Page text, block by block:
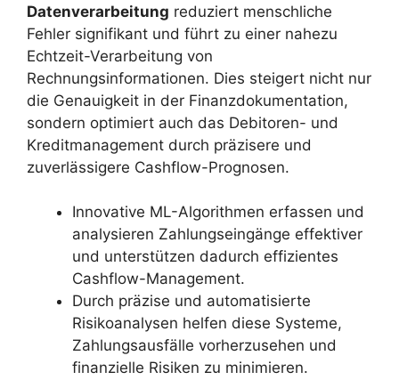
Datenverarbeitung reduziert menschliche
Fehler signifikant und führt zu einer nahezu
Echtzeit-Verarbeitung von
Rechnungsinformationen. Dies steigert nicht nur
die Genauigkeit in der Finanzdokumentation,
sondern optimiert auch das Debitoren- und
Kreditmanagement durch präzisere und
zuverlässigere Cashflow-Prognosen.
Innovative ML-Algorithmen erfassen und
analysieren Zahlungseingänge effektiver
und unterstützen dadurch effizientes
Cashflow-Management.
Durch präzise und automatisierte
Risikoanalysen helfen diese Systeme,
Zahlungsausfälle vorherzusehen und
finanzielle Risiken zu minimieren.